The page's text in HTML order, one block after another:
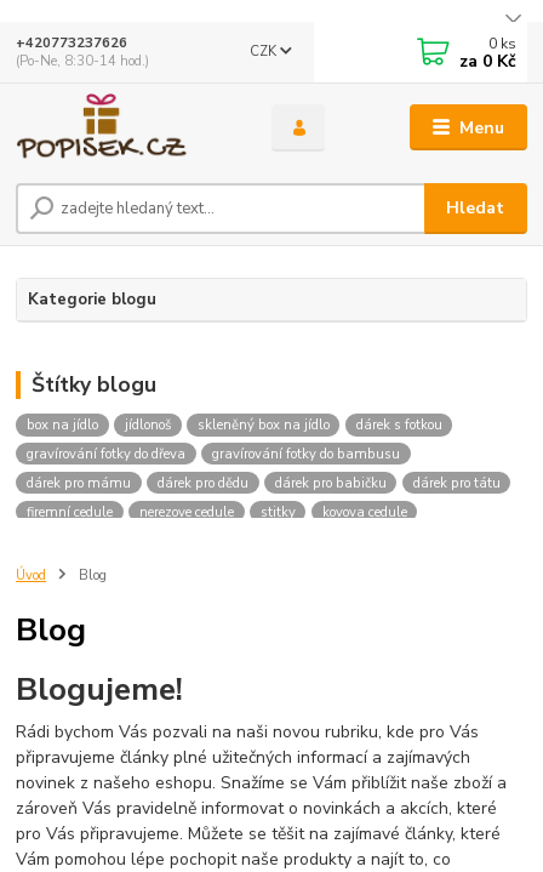
Menu
CZK
Hledat
+420773237626
(Po-Ne, 8:30-14 hod.)
0 ks
za 0 Kč
Kategorie blogu
Štítky blogu
box na jídlo jídlonoš skleněný box na jídlo
dárek s fotkou
gravírování fotky do dřeva
gravírování fotky do bambusu
dárek pro mámu
dárek pro dědu dárek pro babičku
dárek pro tátu
firemní cedule
nerezove cedule stitky
kovova cedule
darek pro fotbalistu
Úvod Blog
Blog
Blogujeme!
Rádi bychom Vás pozvali na naši novou rubriku, kde pro Vás
připravujeme články plné užitečných informací a zajímavých
novinek z našeho eshopu. Snažíme se Vám přiblížit naše zboží a
zároveň Vás pravidelně informovat o novinkách a akcích, které
pro Vás připravujeme. Můžete se těšit na zajímavé články, které
Vám pomohou lépe pochopit naše produkty a najít to, co